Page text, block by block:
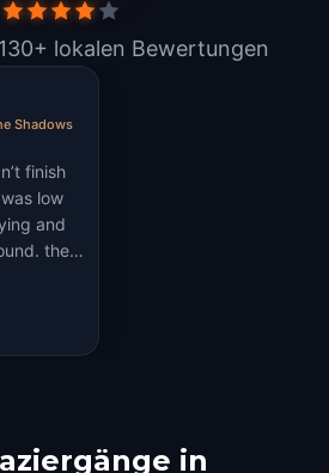
lokalen Bewertungen
Shadows
finish
low
and
the
when
in